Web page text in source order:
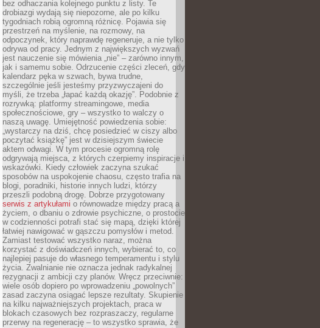
bez odhaczania kolejnego punktu z listy. Te
drobiazgi wydają się niepozorne, ale po kilku
tygodniach robią ogromną różnicę. Pojawia się
przestrzeń na myślenie, na rozmowy, na
odpoczynek, który naprawdę regeneruje, a nie tylko
odrywa od pracy. Jednym z największych wyzwań
jest nauczenie się mówienia „nie” – zarówno innym,
jak i samemu sobie. Odrzucenie części zleceń, gdy
kalendarz pęka w szwach, bywa trudne,
szczególnie jeśli jesteśmy przyzwyczajeni do
myśli, że trzeba „łapać każdą okazję”. Podobnie z
rozrywką: platformy streamingowe, media
społecznościowe, gry – wszystko to walczy o
naszą uwagę. Umiejętność powiedzenia sobie:
„wystarczy na dziś, chcę posiedzieć w ciszy albo
poczytać książkę” jest w dzisiejszym świecie
aktem odwagi. W tym procesie ogromną rolę
odgrywają miejsca, z których czerpiemy inspiracje i
wskazówki. Kiedy człowiek zaczyna szukać
sposobów na uspokojenie chaosu, często trafia na
blogi, poradniki, historie innych ludzi, którzy
przeszli podobną drogę. Dobrze przygotowany
serwis z artykułami o równowadze między pracą a
życiem, o dbaniu o zdrowie psychiczne, o prostocie
w codzienności potrafi stać się mapą, dzięki której
łatwiej nawigować w gąszczu pomysłów i metod.
Zamiast testować wszystko naraz, można
korzystać z doświadczeń innych, wybierać to, co
najlepiej pasuje do własnego temperamentu i stylu
życia. Zwalnianie nie oznacza jednak radykalnej
rezygnacji z ambicji czy planów. Wręcz przeciwnie:
wiele osób dopiero po wprowadzeniu „powolnych”
zasad zaczyna osiągać lepsze rezultaty. Skupienie
na kilku najważniejszych projektach, praca w
blokach czasowych bez rozpraszaczy, regularne
przerwy na regenerację – to wszystko sprawia, że